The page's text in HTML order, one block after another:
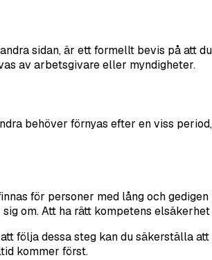
sidan, är ett formellt bevis på att
av arbetsgivare eller myndigheter.
behöver förnyas efter en viss
för personer med lång och
om. Att ha rätt kompetens
följa dessa steg kan du säkerställa
kommer först.